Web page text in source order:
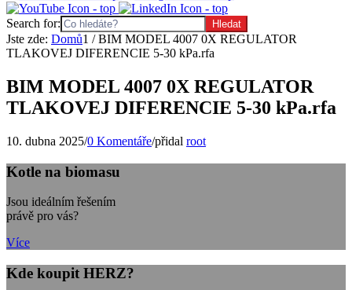
Search for:
Jste zde: Domů1 / BIM MODEL 4007 0X REGULATOR
TLAKOVEJ DIFERENCIE 5-30 kPa.rfa
BIM MODEL 4007 0X REGULATOR
TLAKOVEJ DIFERENCIE 5-30 kPa.rfa
10. dubna 2025/0 Komentáře/přidal root
Kotle na biomasu
Jsou ideálním řešením
právě pro vás?
Více
Kde koupit HERZ?